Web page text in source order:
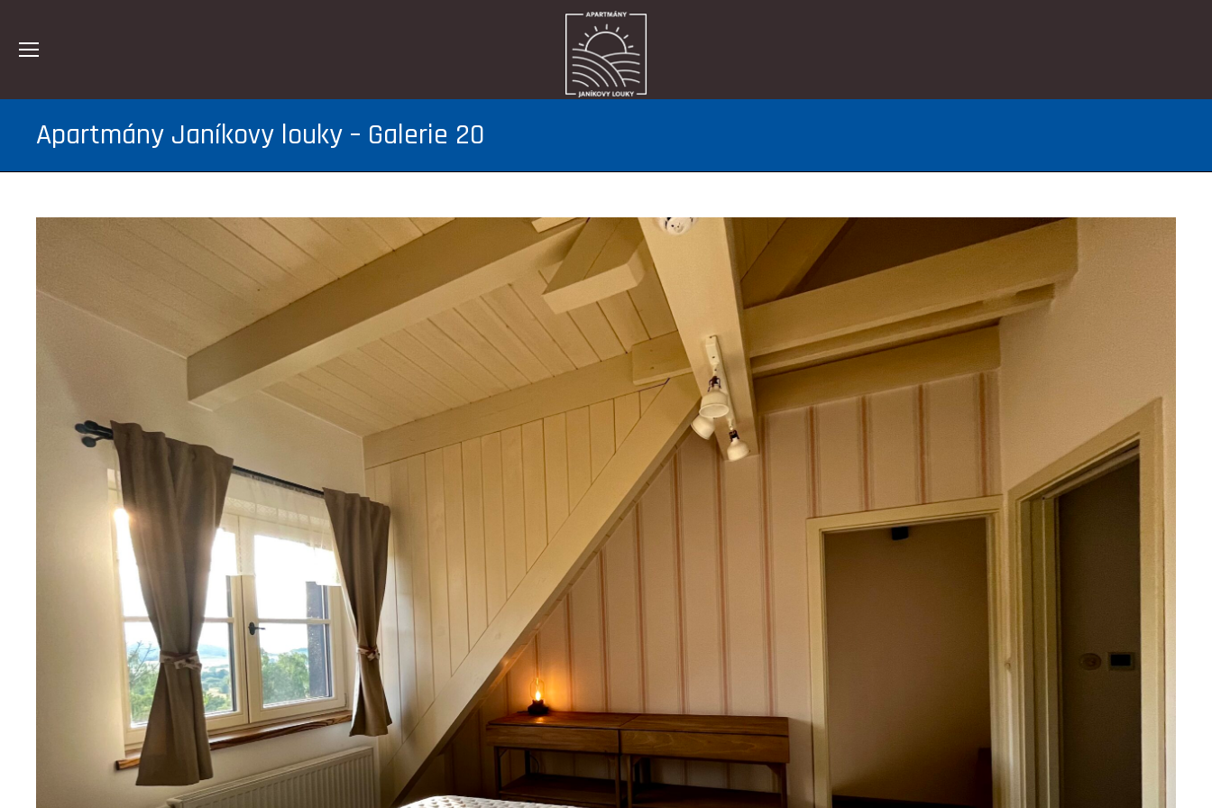
Apartmány Janíkovy louky – Galerie 20